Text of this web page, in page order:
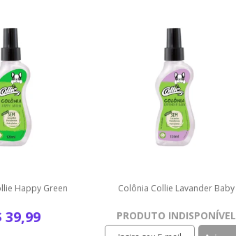
Happy Green
39,99
Colônia Collie Lavander Baby
PRODUTO INDISPONÍVEL